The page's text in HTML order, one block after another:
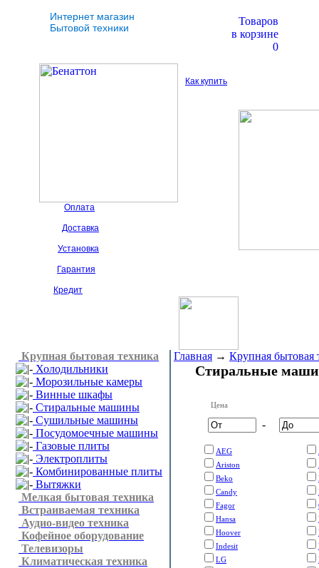
Интернет магазин
Бытовой техники
Товаров
в корзине
0
Как купить
Оплата
Доставка
Установка
Гарантия
Кредит
Крупная бытовая техника
Холодильники
Морозильные камеры
Винные шкафы
Стиральные машины
Сушильные машины
Посудомоечные машины
Газовые плиты
Электроплиты
Комбинированные плиты
Вытяжки
Мелкая бытовая техника
Встраиваемая техника
Аудио-видео техника
Кофейное оборудование
Телевизоры
Климатическая техника
Главная → Крупная бытовая
Стиральные
Цена
-
AEG
Ariston
Beko
Candy
Fagor
Hansa
Hoover
Indesit
LG